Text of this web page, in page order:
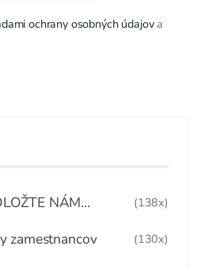
ochrany osobných údajova
NÁM
(138x)
zamestnancov (130x)